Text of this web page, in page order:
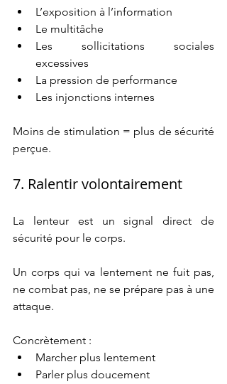
L’exposition à l’information
Le multitâche
Les sollicitations sociales
excessives
La pression de performance
Les injonctions internes
Moins de stimulation = plus de sécurité
perçue.
7. Ralentir volontairement
La lenteur est un signal direct de
sécurité pour le corps.
Un corps qui va lentement ne fuit pas,
ne combat pas, ne se prépare pas à une
attaque.
Concrètement :
Marcher plus lentement
Parler plus doucement